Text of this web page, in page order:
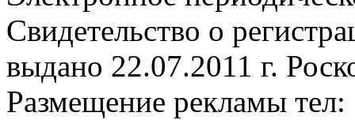
Свидетельство о
выдано 22.07.2011 г.
Размещение рекламы